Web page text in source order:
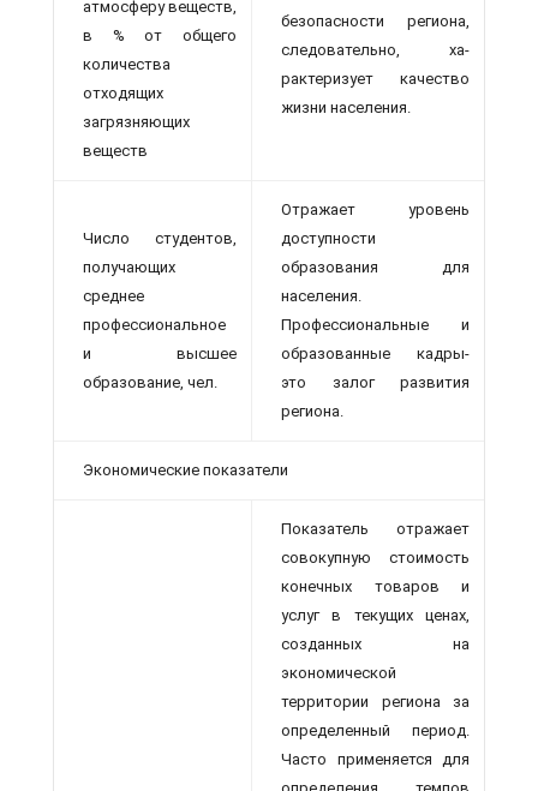
атмосферу ве­ществ,
в % от общего
количе­ства
отходящих
загрязняющих
веществ
безопасности региона,
следовательно, ха­
рактеризует качество
жизни населения.
Число студентов,
получающих
среднее
профессиональное
и высшее
образование, чел.
Отражает уровень
доступности
образования для
населения.
Профессиональные и
образованные кадры-
это залог развития
региона.
Экономические показатели
Показатель отражает
совокупную стоимость
конечных товаров и
услуг в текущих ценах,
созданных на
экономической
территории региона за
определенный период.
Часто применяется для